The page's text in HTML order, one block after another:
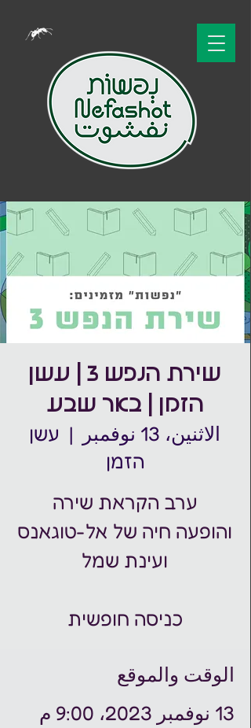
שירת הנפש 3 | עשן
הזמן | באר שבע
الاثنين، 13 نوفمبر
  |
עשן
הזמן
והופעה חיה של אל-טוגאנס
כניסה חופשית
الوقت والموقع
13 نوفمبر 2023، 9:00 م